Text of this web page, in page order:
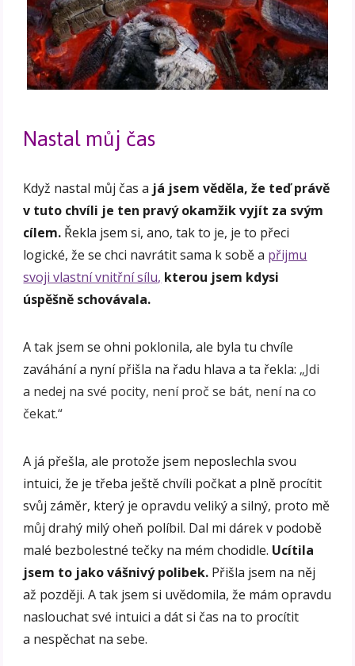
Nastal můj čas
Když nastal můj čas a já jsem věděla, že teď právě
v tuto chvíli je ten pravý okamžik vyjít za svým
cílem. Řekla jsem si, ano, tak to je, je to přeci
logické, že se chci navrátit sama k sobě a přijmu
svoji vlastní vnitřní sílu, kterou jsem kdysi
úspěšně schovávala.
A tak jsem se ohni poklonila, ale byla tu chvíle
zaváhání a nyní přišla na řadu hlava a ta řekla: „Jdi
a nedej na své pocity, není proč se bát, není na co
čekat.“
A já přešla, ale protože jsem neposlechla svou
intuici, že je třeba ještě chvíli počkat a plně procítit
svůj záměr, který je opravdu veliký a silný, proto mě
můj drahý milý oheň políbil. Dal mi dárek v podobě
malé bezbolestné tečky na mém chodidle. Ucítila
jsem to jako vášnivý polibek. Přišla jsem na něj
až později. A tak jsem si uvědomila, že mám opravdu
naslouchat své intuici a dát si čas na to procítit
a nespěchat na sebe.